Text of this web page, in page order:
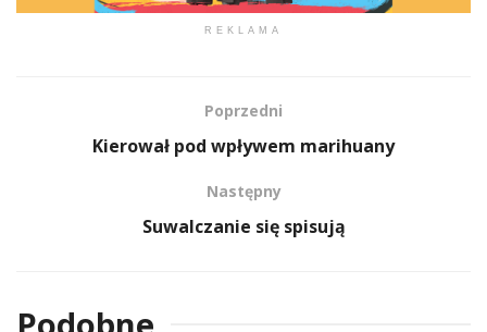
REKLAMA
Poprzedni
Kierował pod wpływem marihuany
Następny
Suwalczanie się spisują